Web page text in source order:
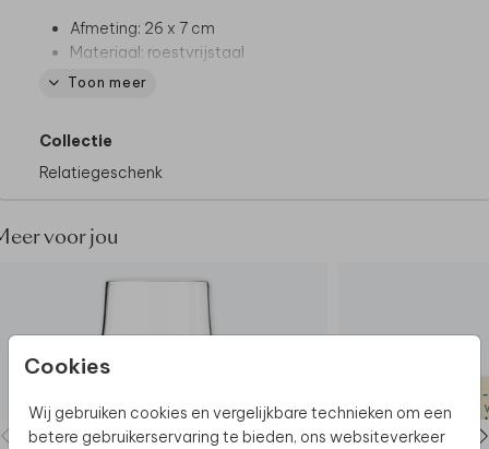
Cookies
Wij gebruiken cookies en vergelijkbare technieken om een
betere gebruikerservaring te bieden, ons websiteverkeer
Afmeting: 26 x 7 cm
Materiaal: roestvrijstaal
Inhoud: 500 ml
BPA-vrij
24 uur koud & 12 uur warm
Toon meer
Collectie
Relatiegeschenk
voor jou